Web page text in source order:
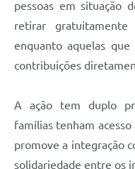
pessoas em situação
retirar
enquanto aquelas
contribuições
A ação tem duplo
famílias tenham acesso
promove a integração
solidariedade entre os